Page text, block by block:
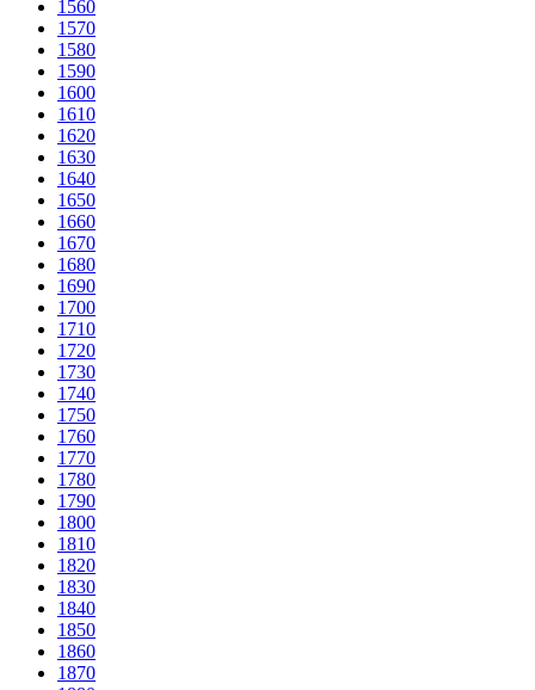
1560
1570
1580
1590
1600
1610
1620
1630
1640
1650
1660
1670
1680
1690
1700
1710
1720
1730
1740
1750
1760
1770
1780
1790
1800
1810
1820
1830
1840
1850
1860
1870